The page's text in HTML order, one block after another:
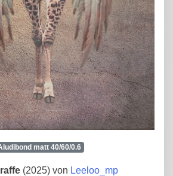
matt 40/60/0.6
(2025) von Leeloo_mp